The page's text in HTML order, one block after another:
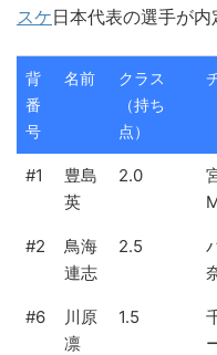
スケ日本代表の選手が内
背
番
号
名前
クラス
（持ち
点）
#1
豊島
英
2.0
#2
鳥海
連志
2.5
#6
川原
凛
1.5